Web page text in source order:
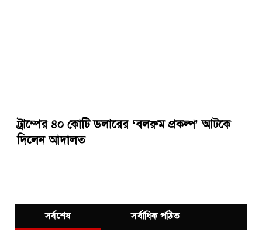
ট্রাম্পের ৪০ কোটি ডলারের ‘বলরুম প্রকল্প’ আটকে
দিলেন আদালত
সর্বশেষ সর্বাধিক পঠিত